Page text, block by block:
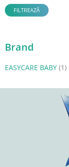
FILTREAZĂ
Brand
EASYCARE BABY (1)